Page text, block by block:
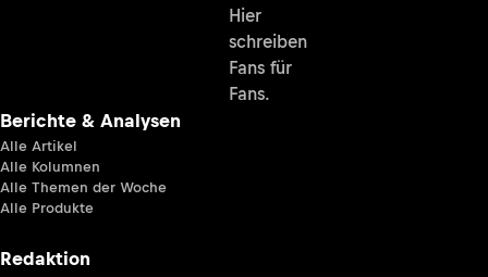
Hier
schreiben
Fans für
Fans.
Berichte & Analysen
Alle Artikel
Alle Kolumnen
Alle Themen der Woche
Alle Produkte
Redaktion